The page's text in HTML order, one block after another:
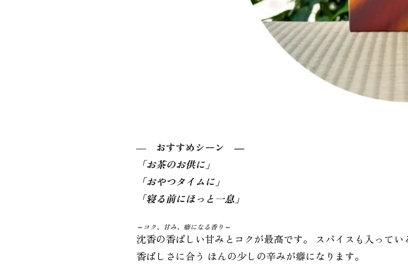
― おすすめシーン ―
「お茶のお供に」
「おやつタイムに」
「寝る前にほっと一息」
～コク、甘み、癖になる香り～
沈香の香ばしい甘みとコクが最高です。 スパイスも入って
香ばしさに合う ほんの少しの辛みが癖になります。